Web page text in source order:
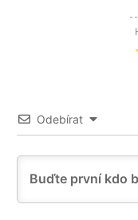
Odebírat